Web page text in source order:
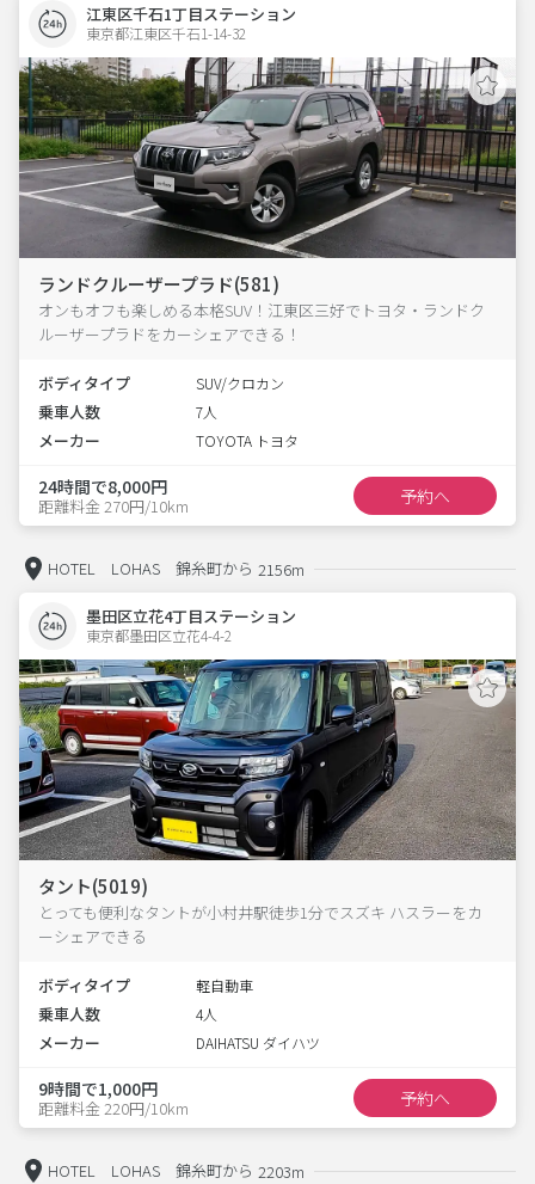
江東区千石1丁目ステーション
東京都江東区千石1-14-32
ランドクルーザープラド(581)
オンもオフも楽しめる本格SUV！江東区三好でトヨタ・ランドク
ルーザープラドをカーシェアできる！
ボディタイプ SUV/クロカン
乗車人数 7人
メーカー TOYOTA トヨタ
24時間で8,000円
距離料金 270円/10km 予約へ
HOTEL LOHAS 錦糸町から 2156m
墨田区立花4丁目ステーション
東京都墨田区立花4-4-2
タント(5019)
とっても便利なタントが小村井駅徒歩1分でスズキ ハスラーをカ
ーシェアできる
ボディタイプ 軽自動車
乗車人数 4人
メーカー DAIHATSU ダイハツ
9時間で1,000円
距離料金 220円/10km 予約へ
HOTEL LOHAS 錦糸町から 2203m